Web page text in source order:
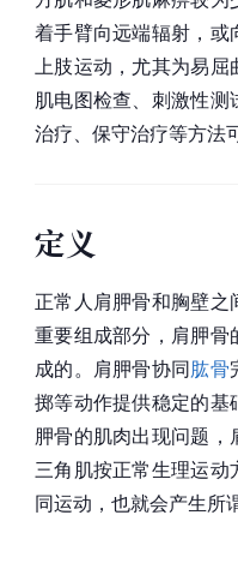
着手臂向远端辐射，或
上肢运动，尤其为易
肌电图检查、刺激性
治疗、保守治疗等方法
定义
正常人 肩胛骨和胸壁之
重要组成部分，肩胛
成的。肩胛骨协同肱骨
掷等动作提供稳定的基
胛骨的肌肉出现问题
三角肌按正常生理运
同运动，也就会产生所